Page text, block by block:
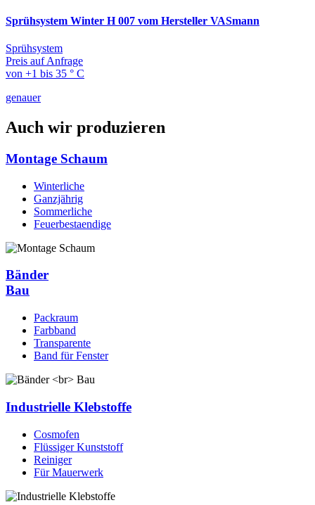
Sprühsystem Winter H 007 vom Hersteller VASmann
Sprühsystem
Preis auf Anfrage
von +1 bis 35 ° C
genauer
Auch wir produzieren
Montage Schaum
Winterliche
Ganzjährig
Sommerliche
Feuerbestaendige
Bänder
Bau
Packraum
Farbband
Transparente
Band für Fenster
Industrielle Klebstoffe
Сosmofen
Flüssiger Kunststoff
Reiniger
Für Mauerwerk